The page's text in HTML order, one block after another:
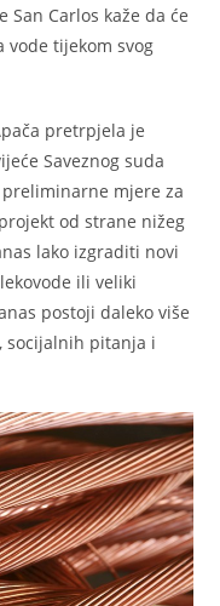
Carlos kaže da će
tijekom svog
pretrpjela je
Saveznog suda
mjere za
od strane nižeg
lako izgraditi novi
ili veliki
postoji daleko više
socijalnih pitanja i